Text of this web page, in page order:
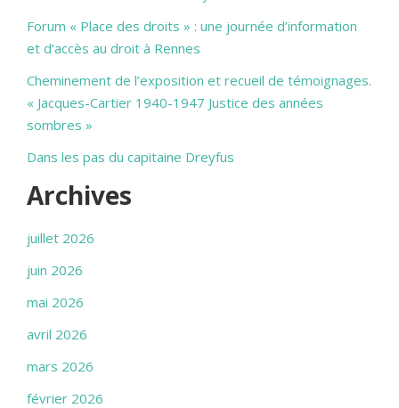
Forum « Place des droits » : une journée d’information
et d’accès au droit à Rennes
Cheminement de l’exposition et recueil de témoignages.
« Jacques-Cartier 1940-1947 Justice des années
sombres »
Dans les pas du capitaine Dreyfus
Archives
juillet 2026
juin 2026
mai 2026
avril 2026
mars 2026
février 2026